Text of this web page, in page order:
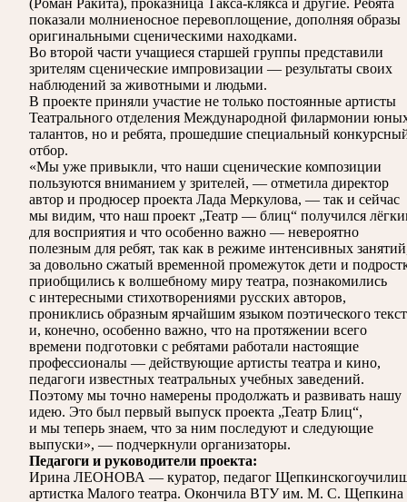
показали молниеносное перевоплощение, дополняя образы
оригинальными сценическими находками.
Во второй части учащиеся старшей группы представили
зрителям сценические импровизации — результаты своих
наблюдений за животными и людьми.
В проекте приняли участие не только постоянные артисты
Театрального отделения Международной филармонии
талантов, но и ребята, прошедшие специальный
отбор.
«Мы уже привыкли, что наши сценические композиции
пользуются вниманием у зрителей, — отметила директор
автор и продюсер проекта Лада Меркулова, — так и сейчас
мы видим, что наш проект „Театр — блиц“ получился
для восприятия и что особенно важно — невероятно
полезным для ребят, так как в режиме интенсивных
за довольно сжатый временной промежуток дети и
приобщились к волшебному миру театра, познакомились
с интересными стихотворениями русских авторов,
прониклись образным ярчайшим языком поэтического
и, конечно, особенно важно, что на протяжении всего
времени подготовки с ребятами работали настоящие
профессионалы — действующие артисты театра и кино,
педагоги известных театральных учебных заведений.
Поэтому мы точно намерены продолжать и развивать нашу
идею. Это был первый выпуск проекта „Театр Блиц“,
и мы теперь знаем, что за ним последуют и следующие
выпуски», — подчеркнули организаторы.
Педагоги и руководители проекта:
Ирина ЛЕОНОВА — куратор, педагог
артистка Малого театра. Окончила ВТУ им. М. С. Щепкина